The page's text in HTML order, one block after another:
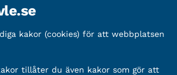
212000-2338
5888-2333
kakor (cookies) för att webbplatsen
tillåter du även kakor som gör att